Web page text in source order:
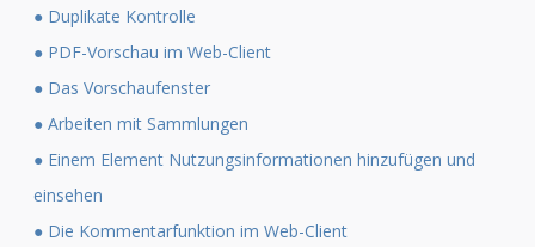
● Duplikate Kontrolle
● PDF-Vorschau im Web-Client
● Das Vorschaufenster
● Arbeiten mit Sammlungen
● Einem Element Nutzungsinformationen hinzufügen und
einsehen
● Die Kommentarfunktion im Web-Client